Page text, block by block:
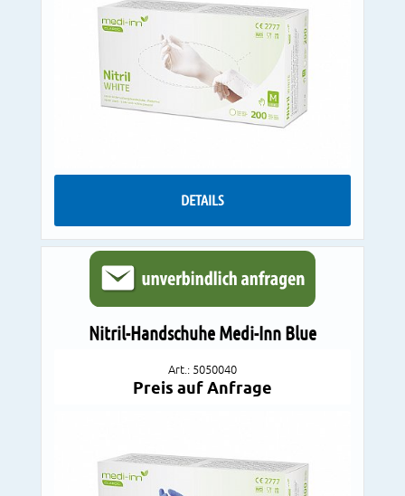
DETAILS
Nitril-Handschuhe Medi-Inn Blue
Art.: 5050040
Preis auf Anfrage